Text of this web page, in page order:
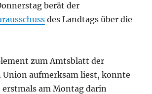
berät der
des Landtags über die
zum Amtsblatt der
Union aufmerksam liest, konnte
am Montag darin